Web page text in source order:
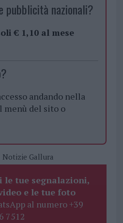
pubblicità nazionali?
€ 1,10 al mese
andando nella
menù del sito o
Notizie Gallura
le tue segnalazioni,
e le tue foto
al numero +39
7512